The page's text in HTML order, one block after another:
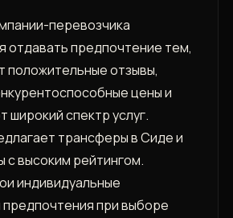
перевозчика
отдавать предпочтение тем‚
отзывы‚
цены и
широкий спектр услуг.
трансферы в Сиде и
с высоким рейтингом.
индивидуальные
при выборе